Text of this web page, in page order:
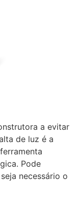
a evitar
de luz é a
Pode
necessário o